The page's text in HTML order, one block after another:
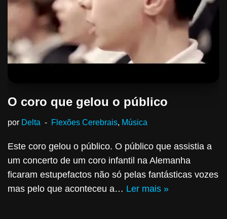
O coro que gelou o público
por Delta Flexões Cerebrais Música
Este coro gelou o público. O público que assistia a
um concerto de um coro infantil na Alemanha
ficaram estupefactos não só pelas fantásticas vozes
mas pelo que aconteceu a… Ler mais »